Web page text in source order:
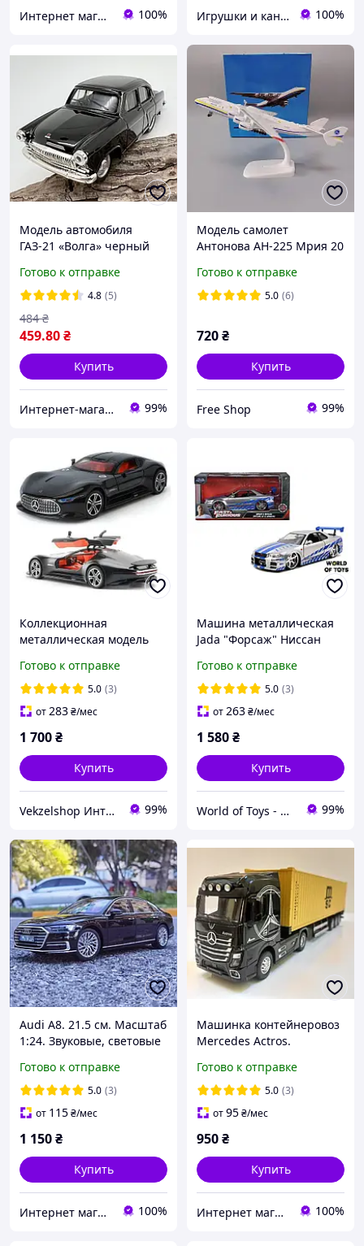
Интернет магазин "JINKE" 100% Игрушки и канцтовары «Плюшево» 100%
Модель автомобиля
ГАЗ-21 «Волга» черный
Готово к отправке
4.8 (5)
459.80₴
484 ₴
Купить
Интернет-магазин "Magnit" 99%
Модель самолет
Антонова AН-225 Мрия 20
Готово к отправке
5.0 (6)
720₴
Купить
Free Shop 99%
Коллекционная
металлическая модель
Benz AMG Vision Gran
Turismo 1:24 черный,
свет и звук
Готово к отправке
5.0 (3)
от283₴/мес
1 700₴
Купить
Vekzelshop Интернет-магазин 99%
Машина металлическая
Jada "Форсаж" Ниссан
(9397158314R00)
Готово к отправке
5.0 (3)
от263₴/мес
1 580₴
Купить
World of Toys - Интернет Магазин Игрушек 99%
Audi A8. 21.5 см. Масштаб
1:24. Звуковые, световые
Готово к отправке
5.0 (3)
от 115₴/мес
1 150₴
Купить
Интернет магазин "JINKE" 100%
Машинка контейнеровоз
Mercedes Actros.
Готово к отправке
5.0 (3)
от95₴/мес
950₴
Купить
Интернет магазин "JINKE" 100%